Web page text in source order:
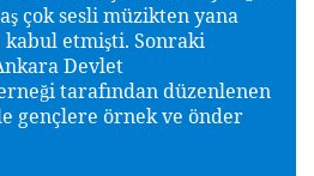
ş çok sesli müzikten yana
kabul etmişti. Sonraki
Devlet
ği tarafından düzenlenen
gençlere örnek ve önder